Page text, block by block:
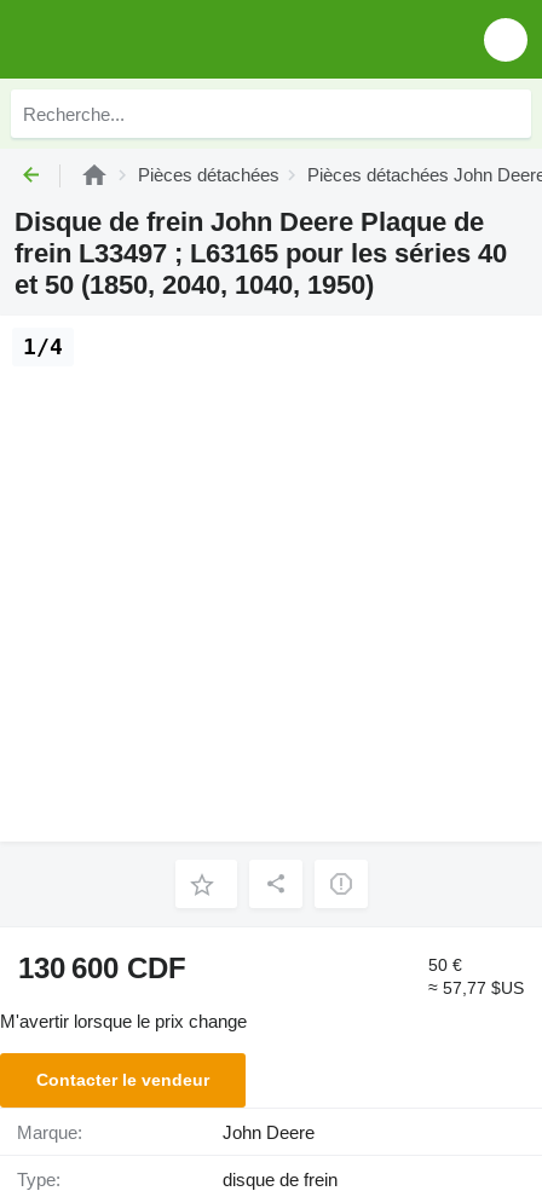
Pièces détachées Pièces détachées John
Disque de frein John Deere Plaque de
frein L33497 ; L63165 pour les séries 40
et 50 (1850, 2040, 1040, 1950)
1/4
130 600 CDF
50 €
≈ 57,77 $US
M'avertir lorsque le prix change
Contacter le vendeur
Marque: John Deere
Type: disque de frein